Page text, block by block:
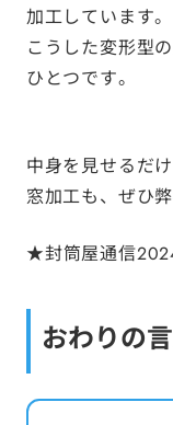
加工しています。
こうした変形型
ひとつです。
中身を見せるだ
窓加工も、ぜひ
★封筒屋通信
おわりの